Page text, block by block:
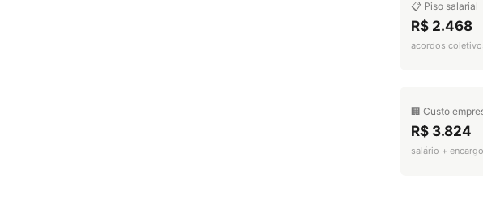
📋 Piso salarial
R$ 2.468
acordos
🏢 Custo
R$ 3.824
salário +